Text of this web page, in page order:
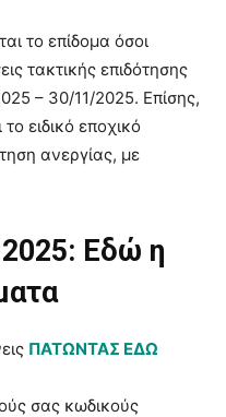
το επίδομα όσοι
τακτικής επιδότησης
– 30/11/2025. Επίσης,
ειδικό εποχικό
ανεργίας, με
Εδώ η
ΠΑΤΩΝΤΑΣ ΕΔΩ
σας κωδικούς